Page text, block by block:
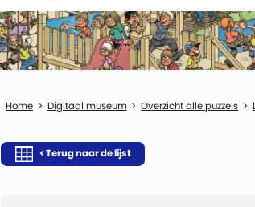
Digitaal museum Overzicht alle puzzels
< Terug naar de lijst